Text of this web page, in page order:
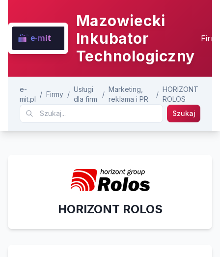
Mazowiecki
Inkubator
Technologiczny
e-
mit.pl
/ Firmy /
Usługi
dla firm
/
Marketing,
reklama i PR
/
HORIZONT
ROLOS
Szukaj
HORIZONT ROLOS